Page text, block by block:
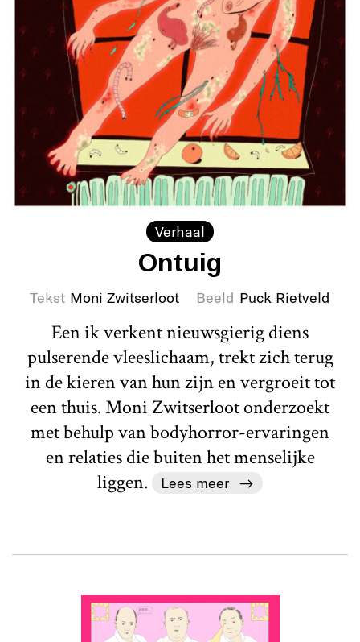
Verhaal
Ontuig
Tekst Moni Zwitserloot Beeld Puck Rietveld
Een ik verkent nieuwsgierig diens
pulserende vleeslichaam, trekt zich terug
in de kieren van hun zijn en vergroeit tot
een thuis. Moni Zwitserloot onderzoekt
met behulp van bodyhorror-ervaringen
en relaties die buiten het menselijke
liggen.
Lees meer